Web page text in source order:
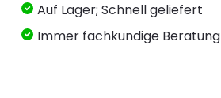
Auf Lager; Schnell geliefert
Immer fachkundige Beratung